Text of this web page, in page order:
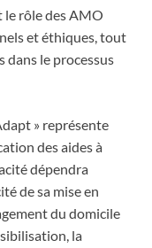
le rôle des AMO
et éthiques, tout
dans le processus
» représente
des aides à
dépendra
de sa mise en
du domicile
la